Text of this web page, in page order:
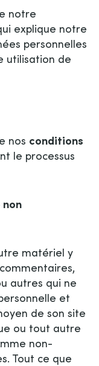
notre
explique notre
personnelles
utilisation de
nos conditions
le processus
matériel y
autres qui ne
et
de son site
ou tout autre
non-
Tout ce que